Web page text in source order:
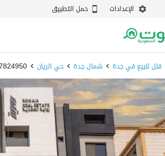
الإعدادات حمل التطبيق
فلل للبيع في جدة شمال جدة حي الريان 87824950 -